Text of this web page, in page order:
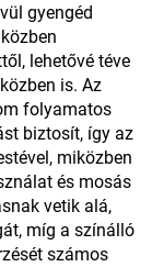
gyengéd
lehetővé téve
is. Az
folyamatos
biztosít, így az
miközben
és mosás
vetik alá,
míg a színálló
számos